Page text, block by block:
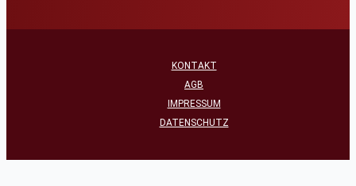
KONTAKT
AGB
IMPRESSUM
DATENSCHUTZ